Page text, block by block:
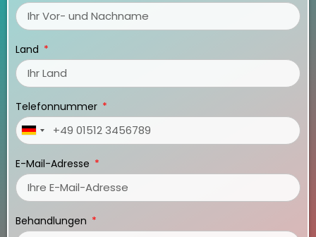
Land
Telefonnummer
Germany
E-Mail-Adresse
Behandlungen